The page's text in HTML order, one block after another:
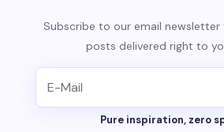
Subscribe to our email
posts delivered right to
Pure inspiration, zero